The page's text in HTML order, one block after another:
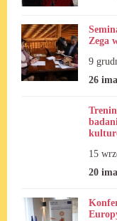
Zega
9
26
15
20